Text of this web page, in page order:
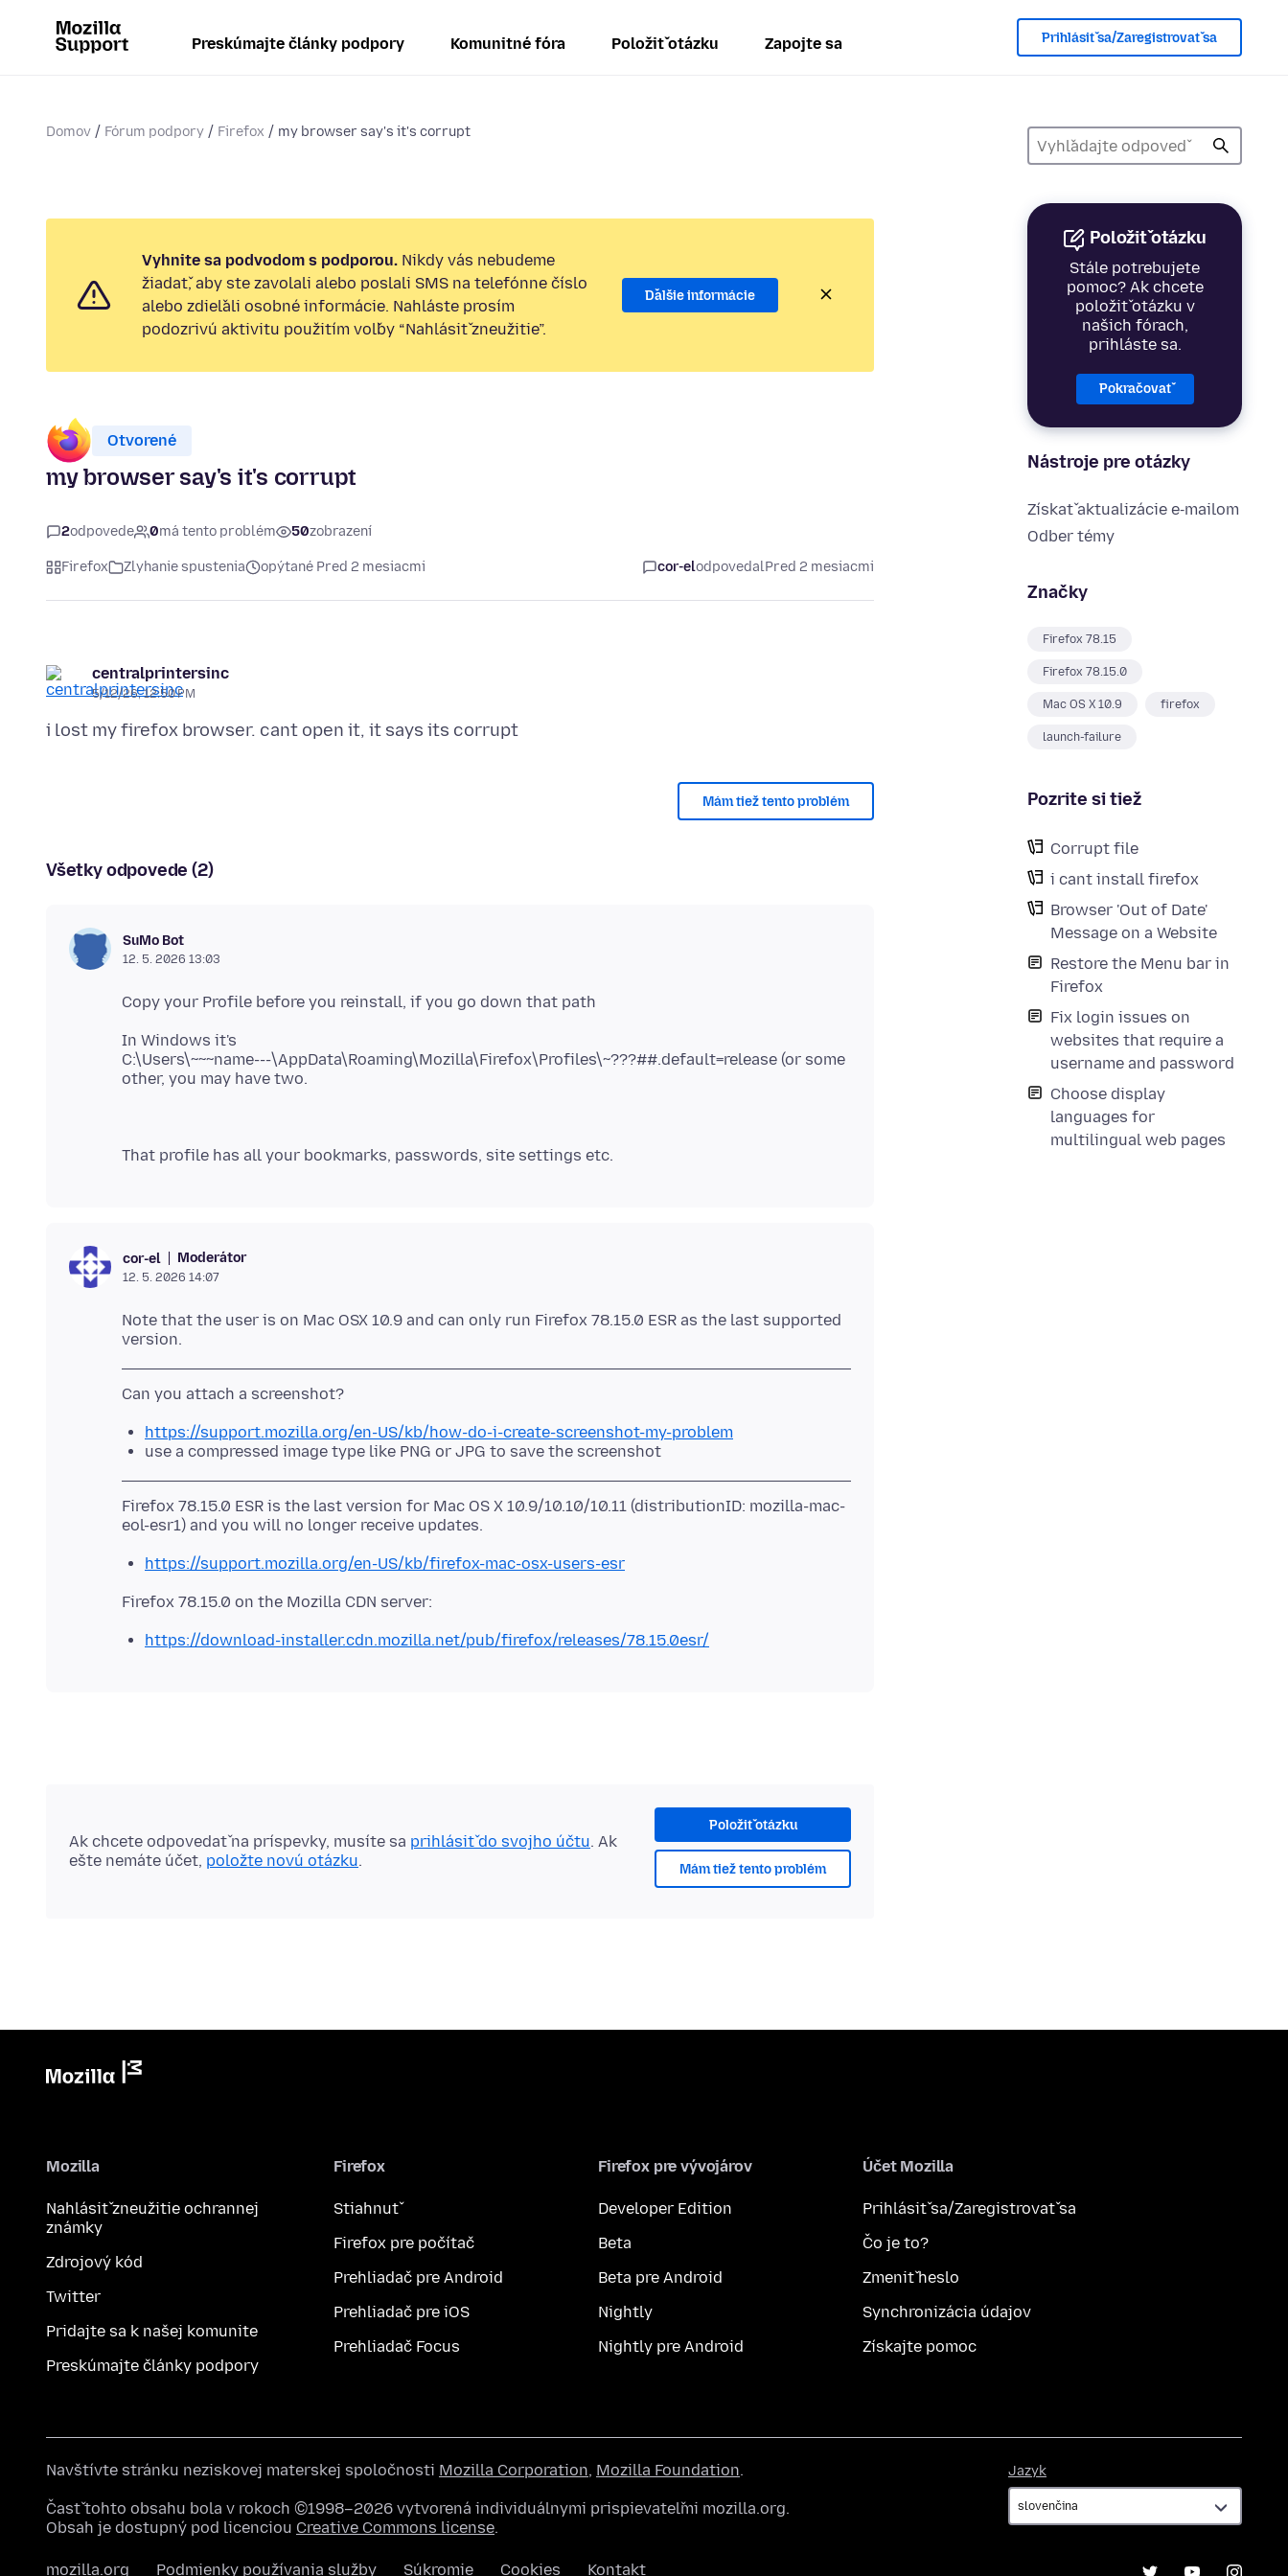
Preskúmajte články podpory Komunitné fóra Položiť otázku Zapojte sa Prihlásiť sa/Zaregistrovať sa
Domov Fórum podpory Firefox my browser say's it's corrupt
Položiť otázku
Stále potrebujete
pomoc? Ak chcete
položiť otázku v
našich fórach,
prihláste sa.
Pokračovať
Nástroje pre otázky
Získať aktualizácie e‑mailom
Odber témy
Značky
Firefox 78.15
Firefox 78.15.0
Mac OS X 10.9 firefox
launch-failure
Pozrite si tiež
Corrupt file
i cant install firefox
Browser 'Out of Date'
Message on a Website
Restore the Menu bar in
Firefox
Fix login issues on
websites that require a
username and password
Choose display
languages for
multilingual web pages
Vyhnite sa podvodom s podporou. Nikdy vás nebudeme
žiadať, aby ste zavolali alebo poslali SMS na telefónne číslo
alebo zdieľali osobné informácie. Nahláste prosím
podozrivú aktivitu použitím voľby “Nahlásiť zneužitie”.
Ďalšie informácie
Otvorené
my browser say's it's corrupt
2odpovede 0má tento problém 50zobrazení
Firefox Zlyhanie spustenia opýtané Pred 2 mesiacmi cor-elodpovedalPred 2 mesiacmi
centralprintersinc
5/12/26, 12:50 PM
Mám tiež tento problém
Všetky odpovede (2)
SuMo Bot
12. 5. 2026 13:03
In Windows it's
C:\Users\~~~name---\AppData\Roaming\Mozilla\Firefox\Profiles\~???##.default=release (or some
cor-el Moderátor
12. 5. 2026 14:07
Note that the user is on Mac OSX 10.9 and can only run Firefox 78.15.0 ESR as the last supported
https://support.mozilla.org/en-US/kb/how-do-i-create-screenshot-my-problem
use a compressed image type like PNG or JPG to save the screenshot
Firefox 78.15.0 ESR is the last version for Mac OS X 10.9/10.10/10.11 (distributionID: mozilla-mac-
https://support.mozilla.org/en-US/kb/firefox-mac-osx-users-esr
https://download-installer.cdn.mozilla.net/pub/firefox/releases/78.15.0esr/
Položiť otázku
Mám tiež tento problém
Ak chcete odpovedať na príspevky, musíte sa prihlásiť do svojho účtu. Ak
ešte nemáte účet, položte novú otázku.
Mozilla
Nahlásiť zneužitie ochrannej
známky
Zdrojový kód
Twitter
Pridajte sa k našej komunite
Preskúmajte články podpory
Firefox
Stiahnuť
Firefox pre počítač
Prehliadač pre Android
Prehliadač pre iOS
Prehliadač Focus
Firefox pre vývojárov
Developer Edition
Beta
Beta pre Android
Nightly
Nightly pre Android
Účet Mozilla
Prihlásiť sa/Zaregistrovať sa
Čo je to?
Zmeniť heslo
Synchronizácia údajov
Získajte pomoc
Jazyk
Navštívte stránku neziskovej materskej spoločnosti Mozilla Corporation, Mozilla Foundation.
Časť tohto obsahu bola v rokoch ©1998–2026 vytvorená individuálnymi prispievateľmi mozilla.org.
Obsah je dostupný pod licenciou Creative Commons license.
mozilla.org Podmienky používania služby Súkromie Cookies Kontakt